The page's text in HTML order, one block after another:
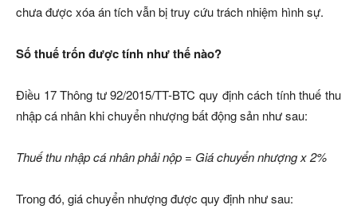
chưa được xóa án tích vẫn bị truy cứu trách nhiệm hình sự.
Số thuế trốn được tính như thế nào?
Điều 17 Thông tư 92/2015/TT-BTC quy định cách tính thuế thu
nhập cá nhân khi chuyển nhượng bất động sản như sau:
Thuế thu nhập cá nhân phải nộp = Giá chuyển nhượng x 2%
Trong đó, giá chuyển nhượng được quy định như sau: